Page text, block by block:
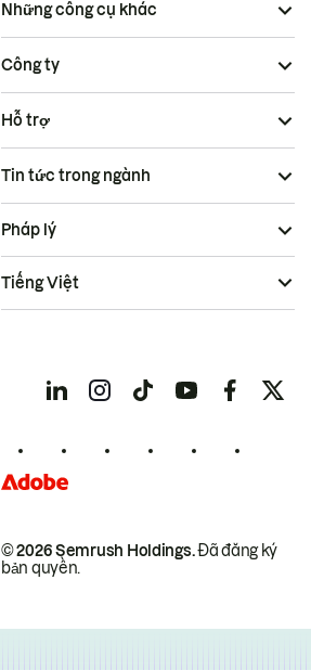
Những công cụ khác
Công ty
Hỗ trợ
Tin tức trong ngành
© 2026 Semrush Holdings.Đã đăng ký
bản quyền.
Pháp lý
Tiếng Việt